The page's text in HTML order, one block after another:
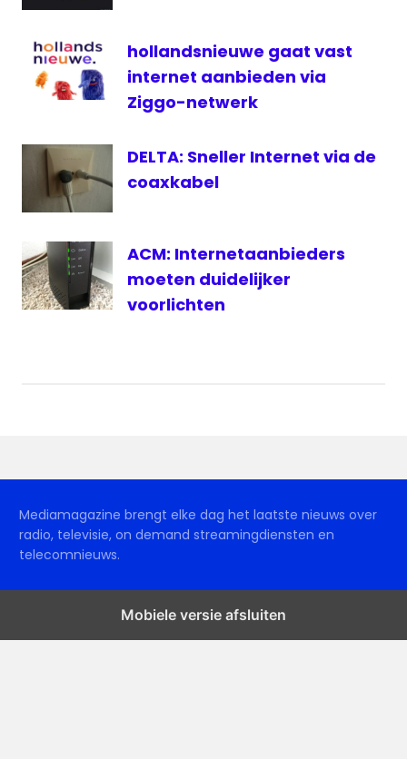
medianieuws
Radio
radionieuws
router
storing
Wifi
hollandsnieuwe gaat vast
internet aanbieden via
Ziggo-netwerk
DELTA: Sneller Internet via de
coaxkabel
ACM: Internetaanbieders
moeten duidelijker
voorlichten
Mediamagazine brengt elke dag het laatste nieuws over
radio, televisie, on demand streamingdiensten en
telecomnieuws.
Mobiele versie afsluiten